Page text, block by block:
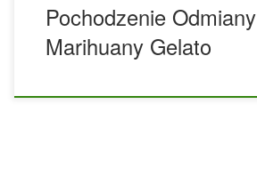
Pochodzenie Odmiany
Marihuany Gelato